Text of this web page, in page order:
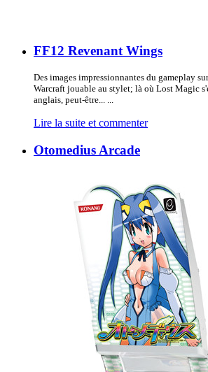
FF12 Revenant Wings
Des images impressionnantes du gameplay
Warcraft jouable au stylet; là où Lost Magic
anglais, peut-être... ...
Lire la suite et commenter
Otomedius Arcade